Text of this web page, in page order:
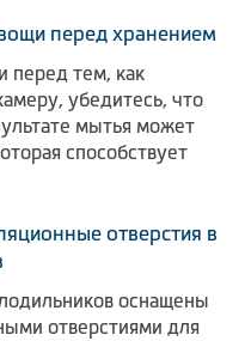
перед хранением
перед тем, как
убедитесь, что
мытья может
способствует
отверстия в
оснащены
отверстиями для